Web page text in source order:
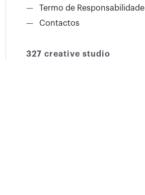
— Termo de Responsabilidade
— Contactos
327 creative studio